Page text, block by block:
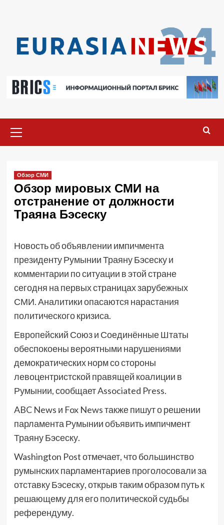
меню
Обзор СМИ
Обзор мировых СМИ на
отстранение от должности
Траяна Бэсеску
Новость об объявлении импичмента
президенту Румынии Траяну Бэсеску и
комментарии по ситуации в этой стране
сегодня на первых страницах зарубежных
СМИ. Аналитики опасаются нарастания
политического кризиса.
Европейский Союз и Соединённые Штаты
обеспокоены вероятными нарушениями
демократических норм со стороны
левоцентристской правящей коалиции в
Румынии, сообщает Associated Press.
ABC News и Fox News также пишут о решении
парламента Румынии объявить импичмент
Траяну Бэсеску.
Washington Post отмечает, что большинство
румынских парламентариев проголосовали за
отставку Бэсеску, открыв таким образом путь к
решающему для его политической судьбы
референдуму.